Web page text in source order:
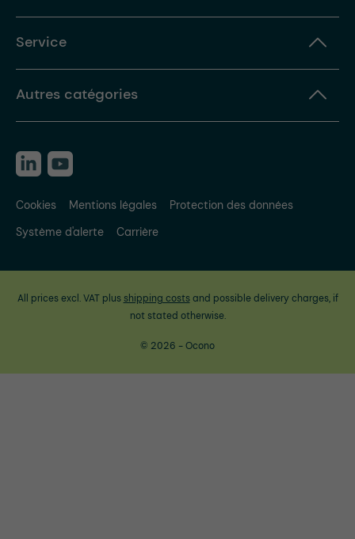
Service
Autres catégories
Cookies Mentions légales
Protection des données
Système d'alerte
Carrière
All prices excl. VAT plus shipping costsand possible delivery charges, if
not stated otherwise.
© 2026 - Ocono